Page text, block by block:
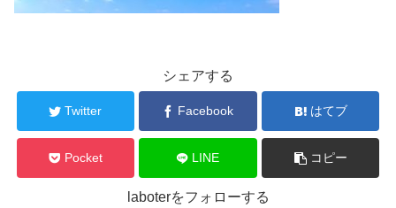
シェアする
Twitter Facebook はてブ
Pocket LINE コピー
laboterをフォローする